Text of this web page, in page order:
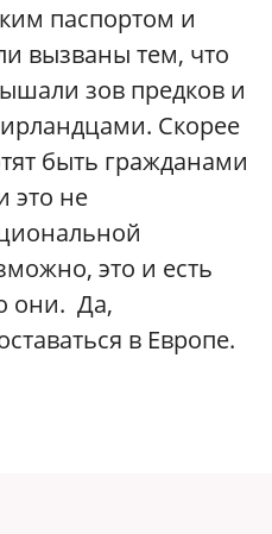
паспортом и
вызваны тем, что
зов предков и
Скорее
быть гражданами
это не
это и есть
они. Да,
в Европе.